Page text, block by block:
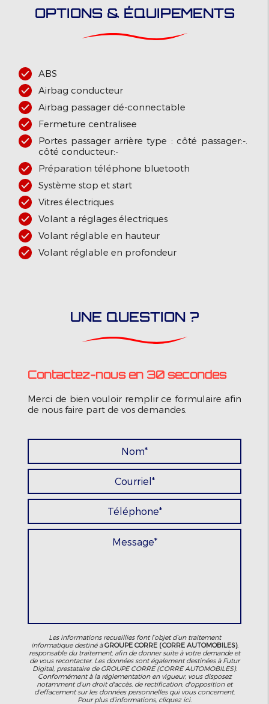
OPTIONS & ÉQUIPEMENTS
ABS
Airbag conducteur
Airbag passager dé-connectable
Fermeture centralisee
Portes passager arrière type : côté passager:-.
côté conducteur:-
Préparation téléphone bluetooth
Système stop et start
Vitres électriques
Volant a réglages électriques
Volant réglable en hauteur
Volant réglable en profondeur
UNE QUESTION ?
Contactez-nous en 30 secondes
Merci de bien vouloir remplir ce formulaire afin
de nous faire part de vos demandes.
Les informations recueillies font l’objet d’un traitement
informatique destiné àGROUPE CORRE (CORRE AUTOMOBILES),
responsable du traitement, afin de donner suite à votre demande et
de vous recontacter. Les données sont également destinées à Futur
Digital, prestataire de GROUPE CORRE (CORRE AUTOMOBILES).
Conformément à la réglementation en vigueur, vous disposez
notamment d'un droit d'accès, de rectification, d'opposition et
d'effacement sur les données personnelles qui vous concernent.
Pour plus d’informations, cliquez ici.